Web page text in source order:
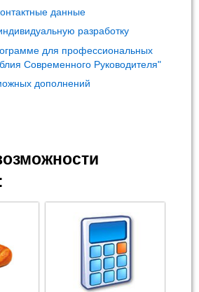
данные
разработку
для профессиональных
Современного Руководителя"
дополнений